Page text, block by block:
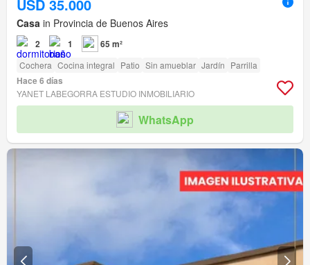
USD 35.000
Casa in Provincia de Buenos Aires
2 1 65 m²
Cochera Cocina integral Patio Sin amueblar Jardín Parrilla
Hace 6 días
YANET LABEGORRA ESTUDIO INMOBILIARIO
WhatsApp